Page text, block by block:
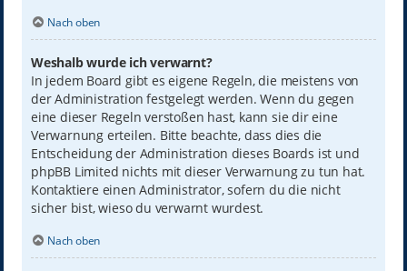
Nach oben
Weshalb wurde ich verwarnt?
In jedem Board gibt es eigene Regeln, die meistens von
der Administration festgelegt werden. Wenn du gegen
eine dieser Regeln verstoßen hast, kann sie dir eine
Verwarnung erteilen. Bitte beachte, dass dies die
Entscheidung der Administration dieses Boards ist und
phpBB Limited nichts mit dieser Verwarnung zu tun hat.
Kontaktiere einen Administrator, sofern du die nicht
sicher bist, wieso du verwarnt wurdest.
Nach oben